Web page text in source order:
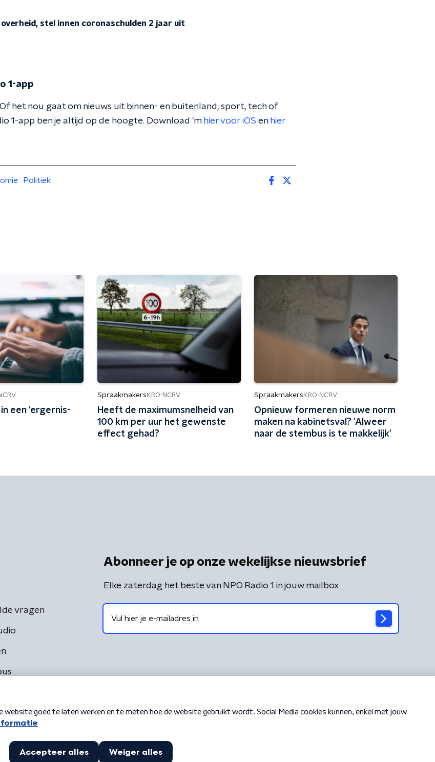
stel innen coronaschulden 2 jaar uit
1-app
Of het nou gaat om nieuws uit binnen- en buitenland, sport, tech of
1-app ben je altijd op de hoogte. Download 'm hier voor iOS en hier
Politiek
een 'ergernis-
Spraakmakers KRO-NCRV
Heeft de maximumsnelheid van
100 km per uur het gewenste
effect gehad?
Spraakmakers KRO-NCRV
Opnieuw formeren nieuwe norm
maken na kabinetsval? 'Alweer
naar de stembus is te makkelijk'
vragen
Abonneer je op onze wekelijkse nieuwsbrief
Elke zaterdag het beste van NPO Radio 1 in jouw mailbox